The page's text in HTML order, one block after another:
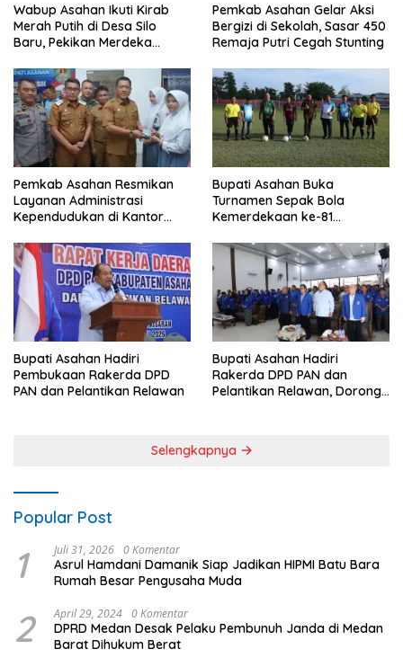
Wabup Asahan Ikuti Kirab
Merah Putih di Desa Silo
Baru, Pekikan Merdeka
Pemkab Asahan Gelar Aksi
Bergizi di Sekolah, Sasar 450
Remaja Putri Cegah Stunting
Pemkab Asahan Resmikan
Layanan Administrasi
Kependudukan di Kantor
Bupati Asahan Buka
Turnamen Sepak Bola
Kemerdekaan ke-81
0208/Asahan
Bupati Asahan Hadiri
Pembukaan Rakerda DPD
PAN dan Pelantikan Relawan
Bupati Asahan Hadiri
Rakerda DPD PAN dan
Pelantikan Relawan, Dorong
Selengkapnya
Popular Post
1 Juli 31, 2026 0 Komentar
Asrul Hamdani Damanik Siap Jadikan HIPMI Batu Bara
Rumah Besar Pengusaha Muda
2 April 29, 2024 0 Komentar
DPRD Medan Desak Pelaku Pembunuh Janda di Medan
Barat Dihukum Berat